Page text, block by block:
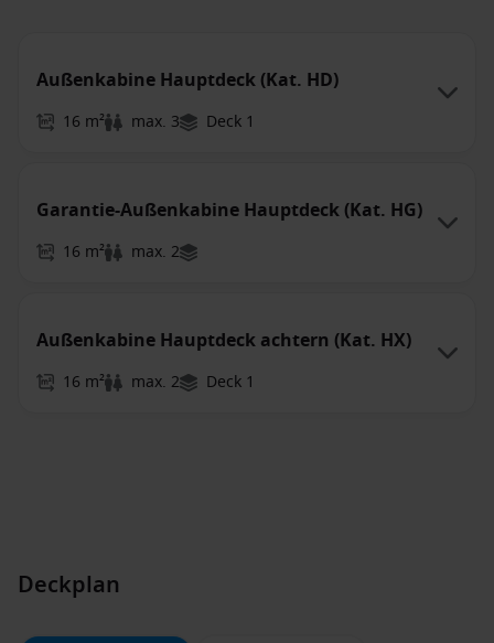
Außenkabine Hauptdeck (Kat. HD)
16 m² max. 3 Deck 1
Garantie-Außenkabine Hauptdeck (Kat. HG)
16 m² max. 2
Außenkabine Hauptdeck achtern (Kat. HX)
16 m² max. 2 Deck 1
Deckplan